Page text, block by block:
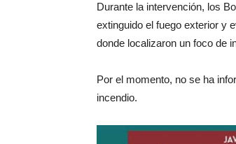
Durante la intervención, los
extinguido el fuego exterior y
donde localizaron un foco de
Por el momento, no se ha
incendio.